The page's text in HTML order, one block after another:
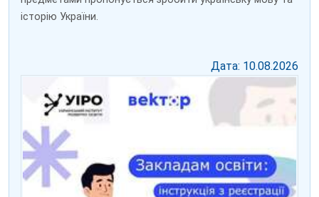
історію України.
Дата: 10.08.2026